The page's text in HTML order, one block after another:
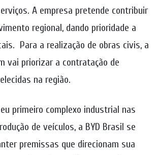
A empresa pretende contribuir
regional, dando prioridade a
Para a realização de obras civis, a
vai priorizar a contratação de
na região.
primeiro complexo industrial nas
de veículos, a BYD Brasil se
premissas que direcionam sua